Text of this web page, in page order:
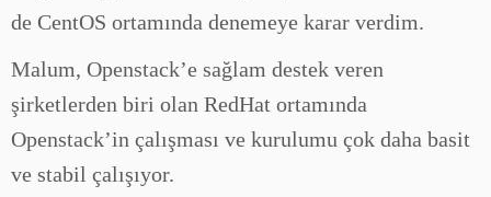
de CentOS ortamında denemeye karar verdim.
Malum, Openstack’e sağlam destek veren
şirketlerden biri olan RedHat ortamında
Openstack’in çalışması ve kurulumu çok daha basit
ve stabil çalışıyor.